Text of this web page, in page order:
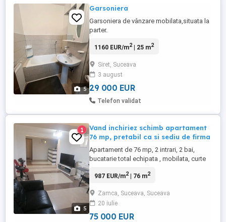
5
Garsoniera
Garsoniera de vânzare mobilata,situata la
parter.
1160 EUR/m2| 25 m2
Siret, Suceava
3 august
29 000 EUR
Telefon validat
5
1
Vand inchiriez schimb apartament
76 mp, pretabil ca si sediu de firma
Apartament de 76 mp, 2 intrari, 2 bai,
bucatarie total echipata , mobilata, curte
apartamente
987 EUR/m2| 76 m2
Zamca, Suceava, Suceava
20 iulie
75 000 EUR